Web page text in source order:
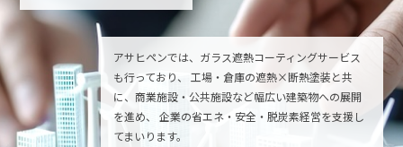
アサヒペンでは、ガラス遮熱コーティングサービス
も行っており、 工場・倉庫の遮熱×断熱塗装と共
に、商業施設・公共施設など幅広い建築物への展開
を進め、 企業の省エネ・安全・脱炭素経営を支援し
てまいります。